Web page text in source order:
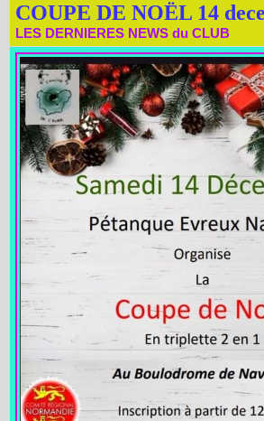
COUPE DE NOËL 14
LES DERNIERES NEWS du CLUB